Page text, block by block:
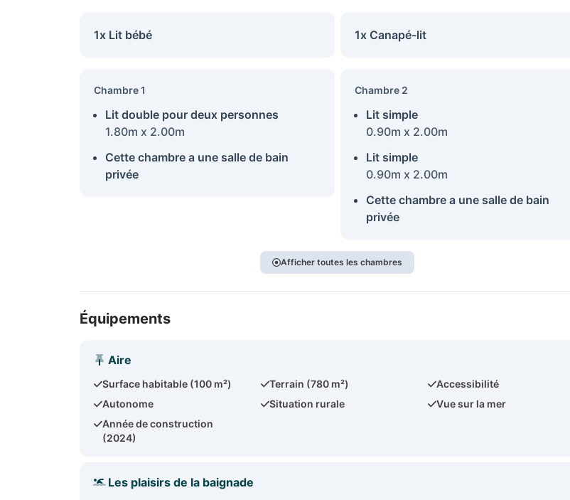
1x Lit bébé 1x Canapé-lit
Chambre 1
Lit double pour deux personnes
1.80m x 2.00m
Cette chambre a une salle de bain
privée
Chambre 2
Lit simple
0.90m x 2.00m
Lit simple
0.90m x 2.00m
Cette chambre a une salle de bain
privée
Afficher toutes les chambres
Équipements
Aire
Surface habitable (100 m²) Terrain (780 m²)
Accessibilité
Autonome
Situation rurale
Vue sur la mer
Année de construction
(2024)
Les plaisirs de la baignade